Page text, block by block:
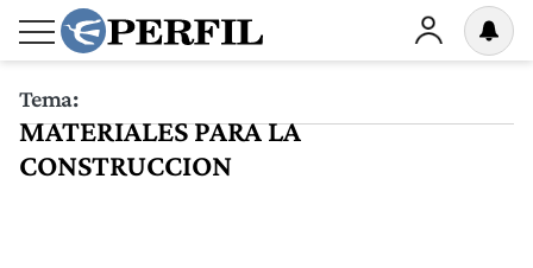
Tema:
MATERIALES PARA LA
CONSTRUCCION